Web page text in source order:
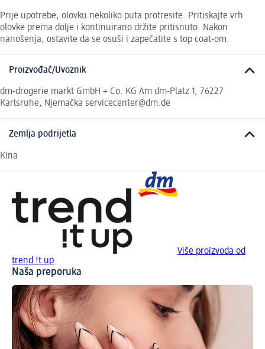
Prije upotrebe, olovku nekoliko puta protresite. Pritiskajte vrh
olovke prema dolje i kontinuirano držite pritisnuto. Nakon
nanošenja, ostavite da se osuši i zapečatite s top coat-om.
Proizvođač/Uvoznik
dm-drogerie markt GmbH + Co. KG Am dm-Platz 1, 76227
Karlsruhe, Njemačka servicecenter@dm.de
Zemlja podrijetla
Kina
Više proizvoda od
trend !t up
Naša preporuka